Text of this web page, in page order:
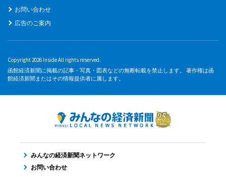
お問い合わせ
広告のご案内
Copyright 2026 Inside All rights reserved.
函館経済新聞に掲載の記事・写真・図表などの無断転載を禁止します。 著作権は函
館経済新聞またはその情報提供者に属します。
みんなの経済新聞ネットワーク
お問い合わせ